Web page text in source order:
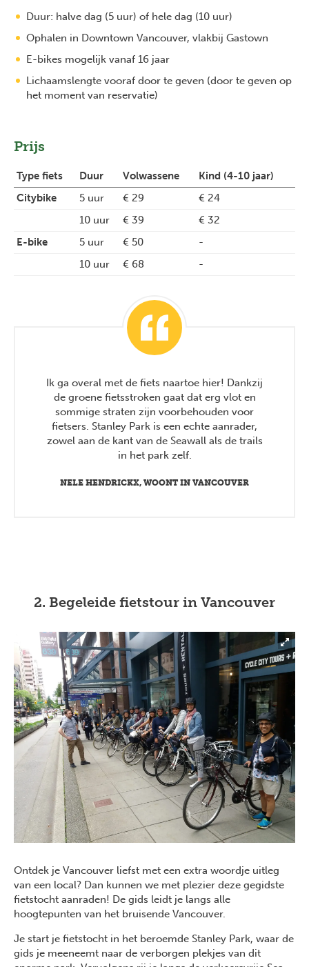
Duur: halve dag (5 uur) of hele dag (10 uur)
Ophalen in Downtown Vancouver, vlakbij Gastown
E-bikes mogelijk vanaf 16 jaar
Lichaamslengte vooraf door te geven (door te geven op
het moment van reservatie)
Prijs
Type fiets Duur Volwassene
Kind (4-10 jaar)
Citybike
5 uur € 29
€ 24
10 uur
€ 39
€ 32
E-bike
5 uur € 50
-
10 uur
€ 68 -
NELE HENDRICKX, WOONT IN VANCOUVER
Ik ga overal met de fiets naartoe hier! Dankzij
de groene fietsstroken gaat dat erg vlot en
sommige straten zijn voorbehouden voor
fietsers. Stanley Park is een echte aanrader,
zowel aan de kant van de Seawall als de trails
in het park zelf.
2. Begeleide fietstour in Vancouver
Ontdek je Vancouver liefst met een extra woordje uitleg
van een local? Dan kunnen we met plezier deze gegidste
fietstocht aanraden! De gids leidt je langs alle
hoogtepunten van het bruisende Vancouver.
Je start je fietstocht in het beroemde Stanley Park, waar de
gids je meeneemt naar de verborgen plekjes van dit